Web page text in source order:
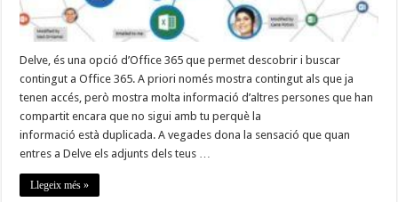
Delve, és una opció d’Office 365 que permet descobrir i buscar
contingut a Office 365. A priori només mostra contingut als que ja
tenen accés, però mostra molta informació d’altres persones que han
compartit encara que no sigui amb tu perquè la
informació està duplicada. A vegades dona la sensació que quan
entres a Delve els adjunts dels teus …
Llegeix més »